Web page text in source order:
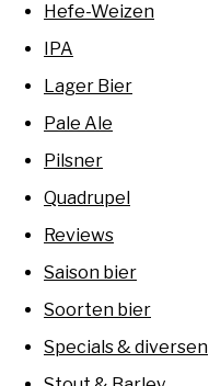
Hefe-Weizen
IPA
Lager Bier
Pale Ale
Pilsner
Quadrupel
Reviews
Saison bier
Soorten bier
Specials & diversen